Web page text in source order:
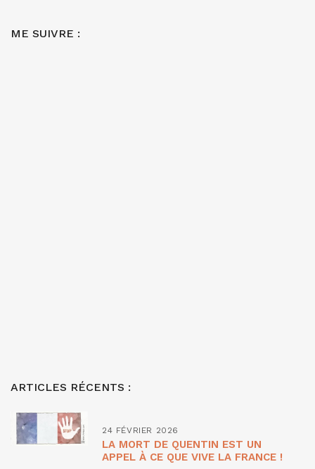
ME SUIVRE :
ARTICLES RÉCENTS :
24 FÉVRIER 2026
LA MORT DE QUENTIN EST UN
APPEL À CE QUE VIVE LA FRANCE !